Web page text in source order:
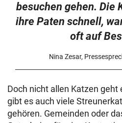
besuchen gehen. Die
ihre Paten schnell,
oft auf
Nina Zesar,
Doch nicht allen Katzen geht
gibt es auch viele
gehören. Gemeinden oder